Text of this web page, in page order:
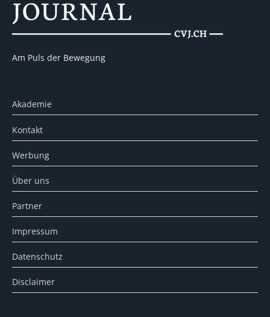
Am Puls der Bewegung
Akademie
Kontakt
Werbung
Über uns
Partner
Impressum
Datenschutz
Disclaimer